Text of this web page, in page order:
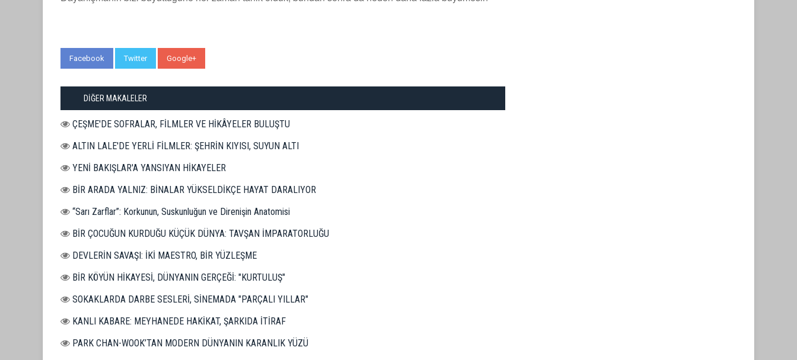
Facebook Twitter Google+
DİĞER MAKALELER
ÇEŞME'DE SOFRALAR, FİLMLER VE HİKÂYELER BULUŞTU
ALTIN LALE'DE YERLİ FİLMLER: ŞEHRİN KIYISI, SUYUN ALTI
YENİ BAKIŞLAR'A YANSIYAN HİKAYELER
BİR ARADA YALNIZ: BİNALAR YÜKSELDİKÇE HAYAT DARALIYOR
“Sarı Zarflar”: Korkunun, Suskunluğun ve Direnişin Anatomisi
BİR ÇOCUĞUN KURDUĞU KÜÇÜK DÜNYA: TAVŞAN İMPARATORLUĞU
DEVLERİN SAVAŞI: İKİ MAESTRO, BİR YÜZLEŞME
BİR KÖYÜN HİKAYESİ, DÜNYANIN GERÇEĞİ: "KURTULUŞ"
SOKAKLARDA DARBE SESLERİ, SİNEMADA "PARÇALI YILLAR"
KANLI KABARE: MEYHANEDE HAKİKAT, ŞARKIDA İTİRAF
PARK CHAN-WOOK’TAN MODERN DÜNYANIN KARANLIK YÜZÜ